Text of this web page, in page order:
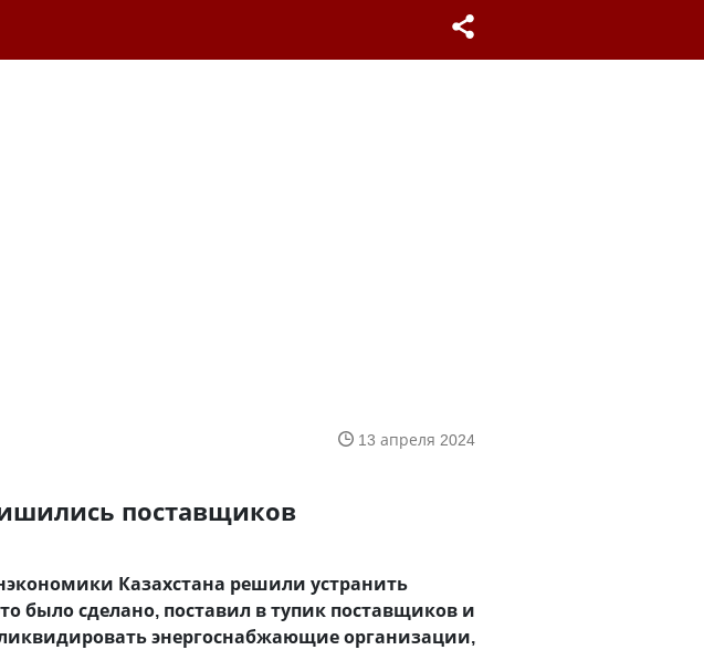
13 апреля 2024
поставщиков
Казахстана решили устранить
было сделано, поставил в тупик поставщиков и
энергоснабжающие организации,